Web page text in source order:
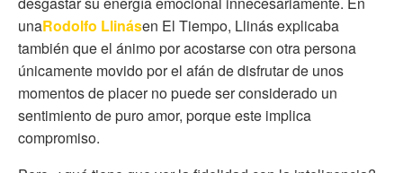
unaRodolfo Llinásen El Tiempo, Llinás explicaba
también que el ánimo por acostarse con otra persona
únicamente movido por el afán de disfrutar de unos
momentos de placer no puede ser considerado un
sentimiento de puro amor, porque este implica
compromiso.